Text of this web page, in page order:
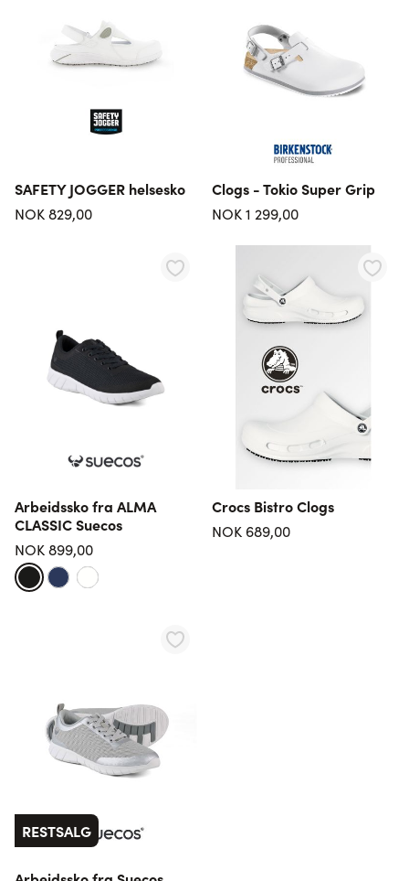
SAFETY JOGGER helsesko
NOK 829,00
Clogs - Tokio Super Grip
NOK 1 299,00
Arbeidssko fra ALMA
CLASSIC Suecos
NOK 899,00
Crocs Bistro Clogs
NOK 689,00
RESTSALG